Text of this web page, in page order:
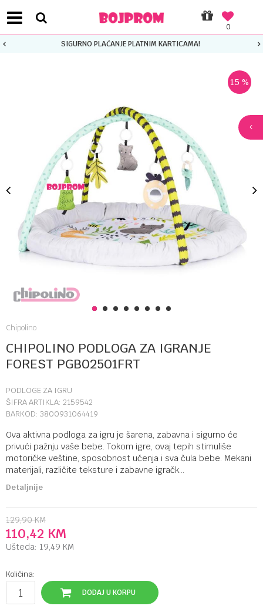
0
SIGURNO PLAĆANJE PLATNIM KARTICAMA!
1 2 3 4 5 6 7 8
15 %
Chipolino
CHIPOLINO PODLOGA ZA IGRANJE
FOREST PGB02501FRT
PODLOGE ZA IGRU
ŠIFRA ARTIKLA: 2159542
BARKOD: 3800931064419
Ova aktivna podloga za igru je šarena, zabavna i sigurno će
privući pažnju vaše bebe. Tokom igre, ovaj tepih stimuliše
motoričke veštine, sposobnost učenja i sva čula bebe. Mekani
materijali, različite teksture i zabavne igračk...
Detaljnije
129,90 KM
110,42 KM
Ušteda: 19,49 KM
Količina:
DODAJ U KORPU